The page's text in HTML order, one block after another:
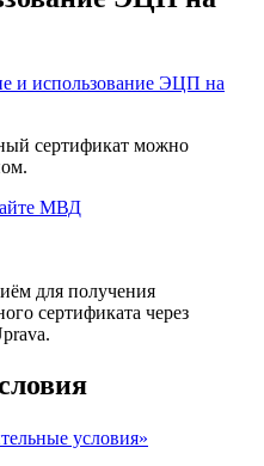
и использование ЭЦП на
сертификат можно
МВД
для получения
сертификата через
условия»